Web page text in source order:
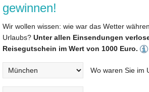
gewinnen!
Wir wollen wissen: wie war das Wetter
Urlaubs? Unter allen Einsendungen
Reisegutschein im Wert von 1000 Euro.
Wo waren Sie im